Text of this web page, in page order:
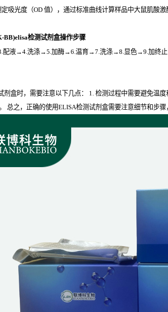
吸光度（OD 值），通过标准曲线计算样品中大鼠肌酸激
BB)elisa检测试剂盒操作步骤
配液→4.洗涤→5.加酶→6.温育→7.洗涤→8.显色→9.加终止
剂盒时，需要注意以下几点： 1. 检测过程中需要避免温
总之，正确的使用ELISA检测试剂盒需要注意细节和步骤